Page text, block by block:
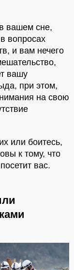
вашем сне,
вопросах
и вам нечего
вашу
при этом,
на свою
или боитесь,
к тому, что
вас.